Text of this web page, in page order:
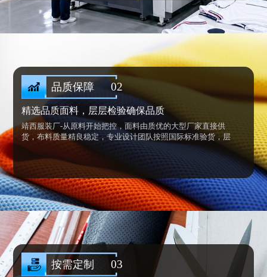
品质保障 02
精选品质面料，层层检验确保品质
靖西服装厂-从原料开始把控，面料由质优的大型厂家直接供
货，布料质量精良稳定，专业设计团队按照国际标准验货，层
层检验只为确保每一件产品的质量。电脑车全线流水作业，统
一作业，保障准确率，产品产出高质高效出货迅速。
具有专业的针车设备和规格的品质管理，师父操作熟练，经验
丰富，标准化流水线生产，专注每一处细节，把优良的品质给
到客户。
按需定制 03